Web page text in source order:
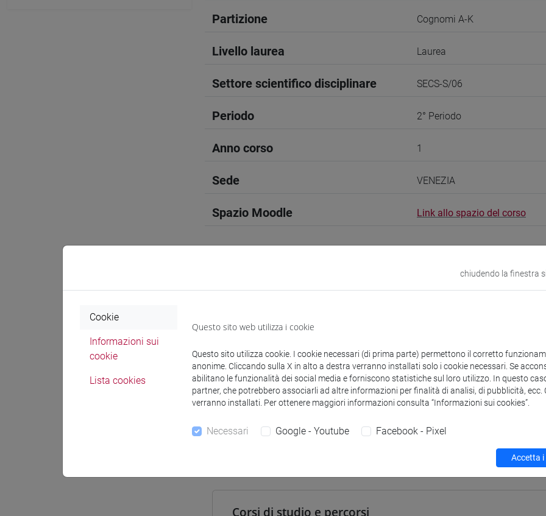
Partizione Cognomi A-K
Livello laurea Laurea
Settore scientifico disciplinare SECS-S/06
Periodo 2° Periodo
Anno corso 1
Sede VENEZIA
Spazio Moodle Link allo spazio del corso
BASTIANELLO Lorenzo - 30h Lezione
Corsi di studio e percorsi
chiudendo la finestra
Cookie
Informazioni sui
cookie
Lista cookies
Questo sito web utilizza i cookie
Questo sito utilizza cookie. I cookie necessari (di prima parte) permettono il corretto
anonime. Cliccando sulla X in alto a destra verranno installati solo i cookie necessari. Se
abilitano le funzionalità dei social media e forniscono statistiche sul loro utilizzo. In questo
partner, che potrebbero associarli ad altre informazioni per finalità di analisi, di pubblicità, ecc.
verranno installati. Per ottenere maggiori informazioni consulta “Informazioni sui cookies”.
Necessari Google - Youtube Facebook - Pixel
Accetta i